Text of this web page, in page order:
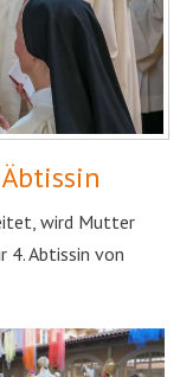
wird Mutter
4. Abtissin von